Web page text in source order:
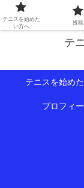
初心者∼中級
テ
テニスを始め
プロフィ
テニスを始めた
い方へ
投稿